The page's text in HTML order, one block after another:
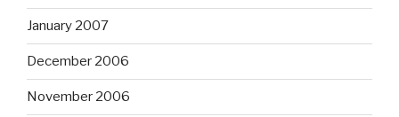
January 2007
December 2006
November 2006